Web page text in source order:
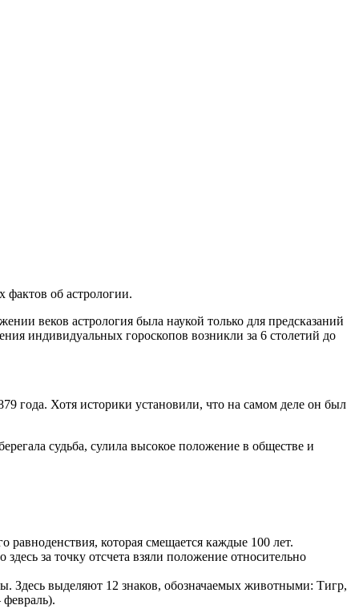
фактов об астрологии.
веков астрология была наукой только для предсказаний
индивидуальных гороскопов возникли за 6 столетий до
года. Хотя историки установили, что на самом деле он был
судьба, сулила высокое положение в обществе и
равноденствия, которая смещается каждые 100 лет.
за точку отсчета взяли положение относительно
Здесь выделяют 12 знаков, обозначаемых животными: Тигр,